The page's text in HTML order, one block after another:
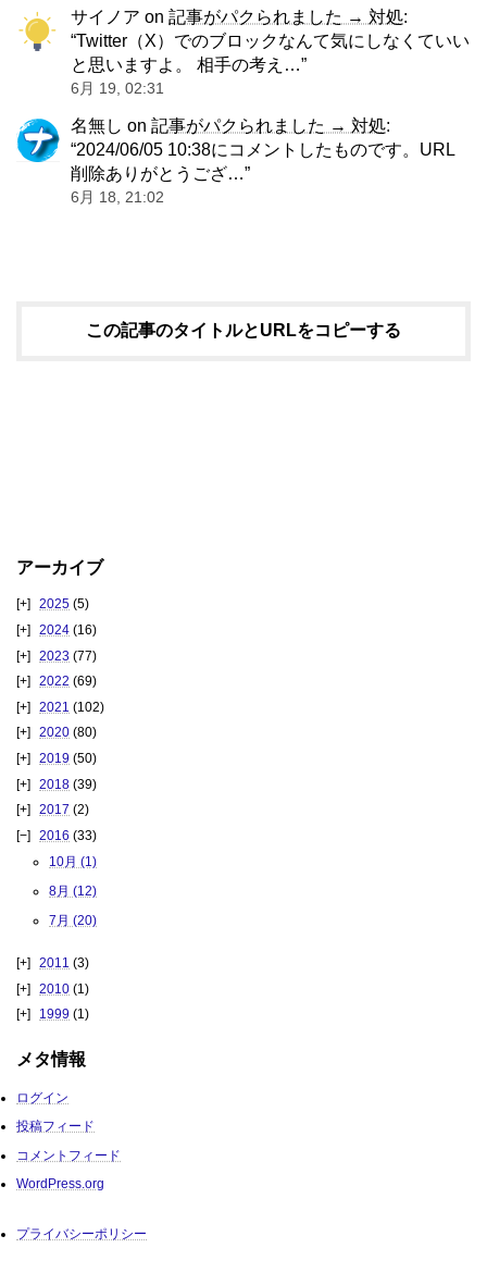
サイノア on 記事がパクられました → 対処:
“Twitter（X）でのブロックなんて気にしなくていい
と思いますよ。 相手の考え…”
6月 19, 02:31
名無し on 記事がパクられました → 対処:
“2024/06/05 10:38にコメントしたものです。URL
削除ありがとうござ…”
6月 18, 21:02
この記事のタイトルとURLをコピーする
アーカイブ
2025 (5)
2024 (16)
2023 (77)
2022 (69)
2021 (102)
2020 (80)
2019 (50)
2018 (39)
2017 (2)
2016 (33)
10月 (1)
8月 (12)
7月 (20)
2011 (3)
2010 (1)
1999 (1)
メタ情報
ログイン
投稿フィード
コメントフィード
WordPress.org
プライバシーポリシー